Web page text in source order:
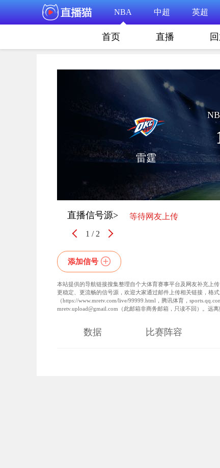
NBA 中超 英超
首页 直播
雷霆
直播信号源>
1 / 2
添加信号
等待网友上传
本站提供的导航链接搜集整理自个大体育赛事平台及网友补充上
更稳定、更流畅的信号源，欢迎大家通过邮件上传相关链接，格
（https://www.mretv.com/live/99999.html，腾讯体育，
mretv.upload@gmail.com（此邮箱非商务邮箱，只读不回）。远
数据 比赛阵容